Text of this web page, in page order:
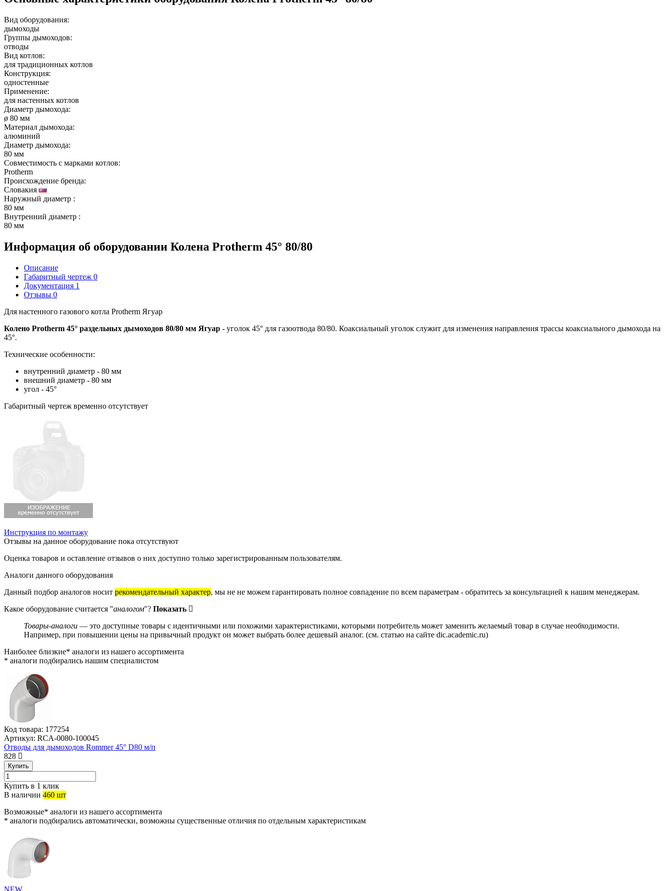
Вид оборудования:
дымоходы
Группы дымоходов:
отводы
Вид котлов:
для традиционных котлов
Конструкция:
одностенные
Применение:
для настенных котлов
Диаметр дымохода:
ø 80 мм
Материал дымохода:
алюминий
Диаметр дымохода:
80 мм
Совместимость с марками котлов:
Protherm
Происхождение бренда:
Словакия
Наружный диаметр :
80 мм
Внутренний диаметр :
80 мм
Информация об оборудовании Колена Protherm 45° 80/80
Описание
Габаритный чертеж 0
Документация 1
Отзывы 0
Для настенного газового котла Protherm Ягуар
Колено Protherm 45° раздельных дымоходов 80/80 мм Ягуар - уголок 45° для газоотвода 80/80. Коаксиальный уголок служит для изменения направления трассы коаксиального дымохода на
45°.
Технические особенности:
внутренний диаметр - 80 мм
внешний диаметр - 80 мм
угол - 45°
Габаритный чертеж временно отсутствует
Инструкция по монтажу
Отзывы на данное оборудование пока отсутствуют
Оценка товаров и оставление отзывов о них доступно только зарегистрированным пользователям.
Аналоги данного оборудования
Данный подбор аналогов носит рекомендательный характер, мы не не можем гарантировать полное совпадение по всем параметрам - обратитесь за консультацией к нашим менеджерам.
Какое оборудование считается "аналогом"? Показать
Товары-аналоги — это доступные товары с идентичными или похожими характеристиками, которыми потребитель может заменить желаемый товар в случае необходимости.
Например, при повышении цены на привычный продукт он может выбрать более дешевый аналог. (см. статью на сайте dic.academic.ru)
Наиболее близкие* аналоги из нашего ассортимента
* аналоги подбирались нашим специалистом
Код товара: 177254
Артикул: RCA-0080-100045
Отводы для дымоходов Rommer 45° D80 м/п
828
Купить
Купить в 1 клик
В наличии 460 шт
Возможные* аналоги из нашего ассортимента
* аналоги подбирались автоматически, возможны существенные отличия по отдельным характеристикам
NEW